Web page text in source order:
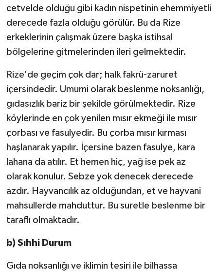
cetvelde olduğu gibi kadın nispetinin ehemmiyetli
derecede fazla olduğu görülür. Bu da Rize
erkeklerinin çalışmak üzere başka istihsal
bölgelerine gitmelerinden ileri gelmektedir.
Rize'de geçim çok dar; halk fakrü-zaruret
içersindedir. Umumi olarak beslenme noksanlığı,
gıdasızlık bariz bir şekilde görülmektedir. Rize
köylerinde en çok yenilen mısır ekmeği ile mısır
çorbası ve fasulyedir. Bu çorba mısır kırması
haşlanarak yapılır. İçersine bazen fasulye, kara
lahana da atılır. Et hemen hiç, yağ ise pek az
olarak konulur. Sebze yok denecek derecede
azdır. Hayvancılık az olduğundan, et ve hayvani
mahsullerde mahduttur. Bu suretle beslenme bir
taraflı olmaktadır.
b) Sıhhi Durum
Gıda noksanlığı ve iklimin tesiri ile bilhassa